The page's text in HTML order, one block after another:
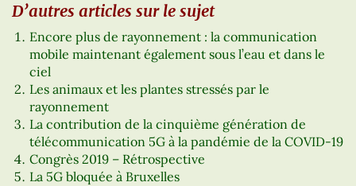
D’autres articles sur le sujet
Encore plus de rayonnement : la communication
mobile maintenant également sous l’eau et dans le
ciel
Les animaux et les plantes stressés par le
rayonnement
La contribution de la cinquième génération de
télécommunication 5G à la pandémie de la COVID-19
Congrès 2019 – Rétrospective
La 5G bloquée à Bruxelles